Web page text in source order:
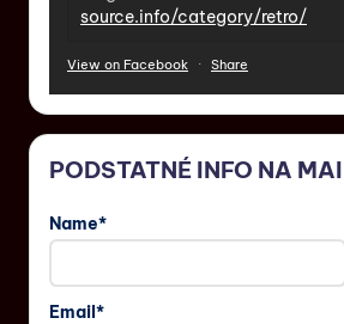
source.info/category/retro/
View on Facebook · Share
PODSTATNÉ INFO NA
Name*
Email*